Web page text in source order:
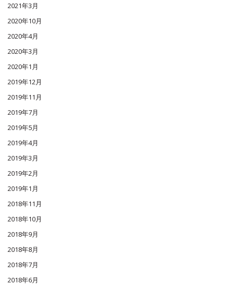
2021年3月
2020年10月
2020年4月
2020年3月
2020年1月
2019年12月
2019年11月
2019年7月
2019年5月
2019年4月
2019年3月
2019年2月
2019年1月
2018年11月
2018年10月
2018年9月
2018年8月
2018年7月
2018年6月